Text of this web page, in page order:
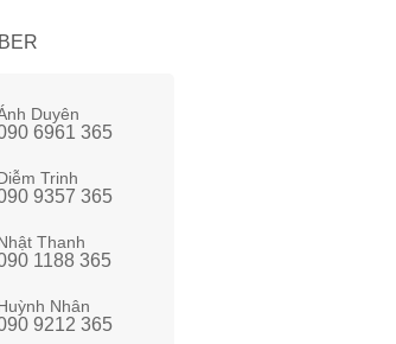
Duyên
6961 365
Trinh
9357 365
Thanh
1188 365
Nhân
9212 365